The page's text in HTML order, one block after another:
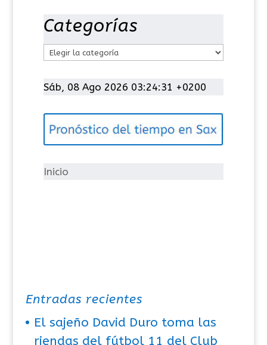
Categorías
t
g
í
Sáb, 08 Ago 2026 03:24:32 +0200
Inicio
Entradas recientes
El sajeño David Duro toma las
riendas del fútbol 11 del Club